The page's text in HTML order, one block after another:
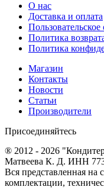
О нас
Доставка и оплата
Политика
Политика
Магазин
Контакты
Новости
Статьи
Производители
Присоединяйтесь
® 2012 - 2026
Матвеева К. Д. ИНН
Вся представленная на
комплектации,